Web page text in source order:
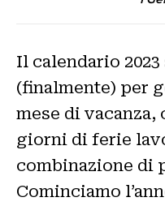
Il calendario
(finalmente) per
mese di
giorni di ferie
combinazione di
Cominciamo